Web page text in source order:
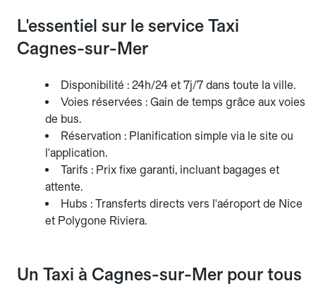
L'essentiel sur le service Taxi
Cagnes-sur-Mer
Disponibilité : 24h/24 et 7j/7 dans toute la ville.
Voies réservées : Gain de temps grâce aux voies
de bus.
Réservation : Planification simple via le site ou
l'application.
Tarifs : Prix fixe garanti, incluant bagages et
attente.
Hubs : Transferts directs vers l'aéroport de Nice
et Polygone Riviera.
Un Taxi à Cagnes-sur-Mer pour tous